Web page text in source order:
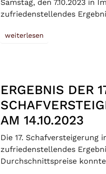
Samstag, den 7.10.2023 in
zufriedenstellendes
weiterlesen
ERGEBNIS DER
AM 14.10.2023
Die 17.
zufriedenstellendes
Durchschnittspreise